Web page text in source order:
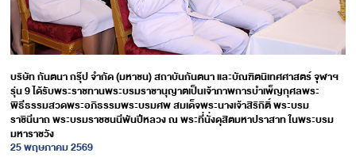
บริษัท กันตนา กรุ๊ป จำกัด (มหาชน) สถาบันกันตนา และบัณฑิตนิเทศศาสตร์ จุฬาฯ​
รุ่น 9 ได้รับพระราชทานพระบรมราชานุญาตเป็นเจ้าภาพการบำเพ็ญกุศลพระ
พิธีธรรมสวดพระอภิธรรมพระบรมศพ สมเด็จพระนางเจ้าสิริกิติ์ พระบรม
ราชินีนาถ พระบรมราชชนนีพันปีหลวง ณ พระที่นั่งดุสิตมหาปราสาท ในพระบรม
มหาราชวัง
25 พฤษภาคม 2569